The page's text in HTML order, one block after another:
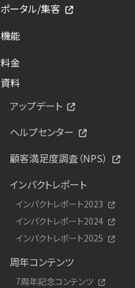
ポータル/集客
機能
料金
資料
アップデート
ヘルプセンター
顧客満足度調査（NPS）
インパクトレポート
インパクトレポート2023
インパクトレポート2024
インパクトレポート2025
周年コンテンツ
7周年記念コンテンツ